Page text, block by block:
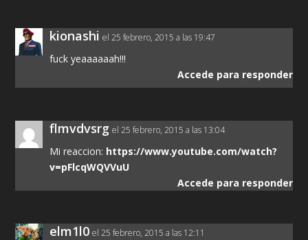
kionashi el 25 febrero, 2015 a las 19:47
fuck yeaaaaaah!!!
Accede para responder
flmvdvsrg el 25 febrero, 2015 a las 13:04
Mi reaccion: https://www.youtube.com/watch?
v=pFlcqWQVVuU
Accede para responder
elm1l0 el 25 febrero, 2015 a las 12:11